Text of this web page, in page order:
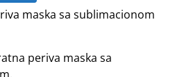
maska sa sublimacionom
periva maska sa